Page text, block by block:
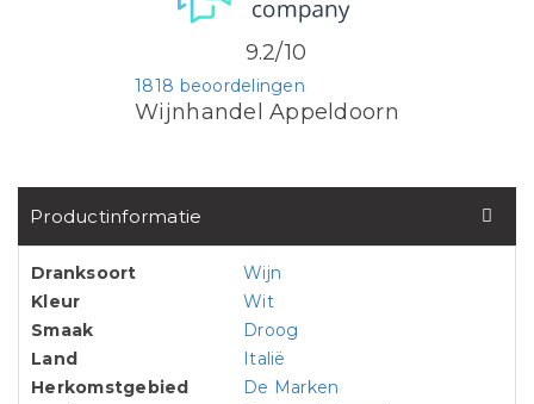
Wijnhandel Appeldoorn
1818 beoordelingen
9.2/10
Productinformatie
Dranksoort
Wijn
Kleur
Wit
Smaak
Droog
Land
Italië
Herkomstgebied
De Marken